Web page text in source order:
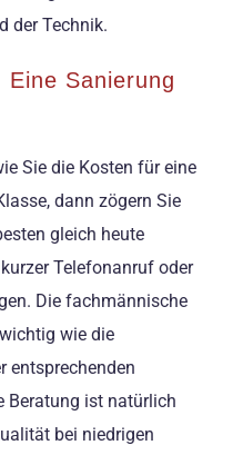
der Technik.
Sanierung
Sie die Kosten für eine
dann zögern Sie
gleich heute
Telefonanruf oder
Die fachmännische
wie die
entsprechenden
Beratung ist natürlich
bei niedrigen